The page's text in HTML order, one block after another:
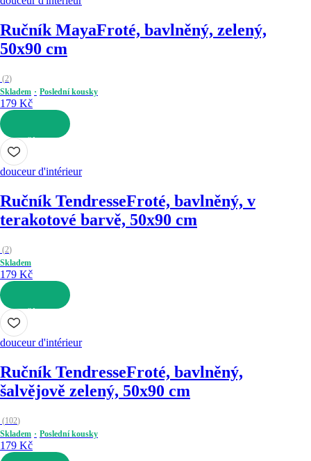
Ručník MayaFroté, bavlněný, zelený,
50x90 cm
(2)
Skladem
Poslední kousky
179 Kč
DO KOŠÍKU
douceur d'intérieur
Ručník TendresseFroté, bavlněný, v
terakotové barvě, 50x90 cm
(2)
Skladem
179 Kč
DO KOŠÍKU
douceur d'intérieur
Ručník TendresseFroté, bavlněný,
šalvějově zelený, 50x90 cm
(102)
Skladem
Poslední kousky
179 Kč